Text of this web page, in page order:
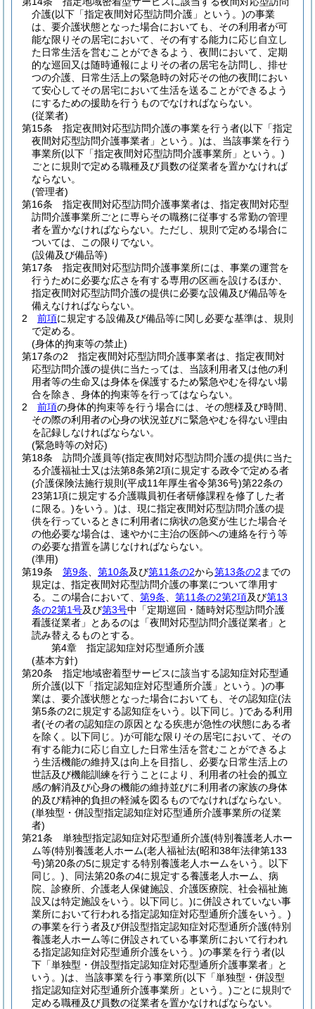
介護(以下「指定夜間対応型訪問介護」という。)の事業
は、要介護状態となった場合においても、その利用者が可
能な限りその居宅において、その有する能力に応じ自立し
た日常生活を営むことができるよう、夜間において、定期
的な巡回又は随時通報によりその者の居宅を訪問し、排せ
つの介護、日常生活上の緊急時の対応その他の夜間におい
て安心してその居宅において生活を送ることができるよう
にするための援助を行うものでなければならない。
(従業者)
第15条
指定夜間対応型訪問介護の事業を行う者(以下「指定
夜間対応型訪問介護事業者」という。)は、当該事業を行う
事業所(以下「指定夜間対応型訪問介護事業所」という。)
ごとに規則で定める職種及び員数の従業者を置かなければ
ならない。
(管理者)
第16条
指定夜間対応型訪問介護事業者は、指定夜間対応型
訪問介護事業所ごとに専らその職務に従事する常勤の管理
者を置かなければならない。 ただし、規則で定める場合に
ついては、この限りでない。
(設備及び備品等)
第17条
指定夜間対応型訪問介護事業所には、事業の運営を
行うために必要な広さを有する専用の区画を設けるほか、
指定夜間対応型訪問介護の提供に必要な設備及び備品等を
備えなければならない。
2
前項に規定する設備及び備品等に関し必要な基準は、規則
で定める。
(身体的拘束等の禁止)
第17条の2
指定夜間対応型訪問介護事業者は、指定夜間対
応型訪問介護の提供に当たっては、当該利用者又は他の利
用者等の生命又は身体を保護するため緊急やむを得ない場
合を除き、身体的拘束等を行ってはならない。
2
前項の身体的拘束等を行う場合には、その態様及び時間、
その際の利用者の心身の状況並びに緊急やむを得ない理由
を記録しなければならない。
(緊急時等の対応)
第18条
訪問介護員等(指定夜間対応型訪問介護の提供に当た
る介護福祉士又は法第8条第2項に規定する政令で定める者
(介護保険法施行規則 (平成11年厚生省令第36号)第22条の
23第1項に規定する介護職員初任者研修課程を修了した者
に限る。)をいう。)は、現に指定夜間対応型訪問介護の提
供を行っているときに利用者に病状の急変が生じた場合そ
の他必要な場合は、速やかに主治の医師への連絡を行う等
の必要な措置を講じなければならない。
(準用)
第19条
第9条 第10条及び第11条の2から第13条の2 までの
規定は、指定夜間対応型訪問介護の事業について準用す
る。
この場合において、 第9条 第11条の2第2項及び第13
条の2第1号及び第3号中「定期巡回・随時対応型訪問介護
看護従業者」とあるのは「夜間対応型訪問介護従業者」と
読み替えるものとする。
第4章
指定認知症対応型通所介護
(基本方針)
第20条
指定地域密着型サービスに該当する認知症対応型通
所介護(以下「指定認知症対応型通所介護」という。)の事
業は、要介護状態となった場合においても、その認知症(法
第5条の2に規定する認知症をいう。以下同じ。)である利用
者(その者の認知症の原因となる疾患が急性の状態にある者
を除く。以下同じ。)が可能な限りその居宅において、その
有する能力に応じ自立した日常生活を営むことができるよ
う生活機能の維持又は向上を目指し、必要な日常生活上の
世話及び機能訓練を行うことにより、利用者の社会的孤立
感の解消及び心身の機能の維持並びに利用者の家族の身体
的及び精神的負担の軽減を図るものでなければならない。
(単独型・併設型指定認知症対応型通所介護事業所の従業
者)
第21条
単独型指定認知症対応型通所介護(特別養護老人ホー
ム等(特別養護老人ホーム(老人福祉法(昭和38年法律第133
号)第20条の5に規定する特別養護老人ホームをいう。以下
同じ。) 、同法第20条の4に規定する養護老人ホーム、病
院、診療所、介護老人保健施設、介護医療院、社会福祉施
設又は特定施設をいう。以下同じ。)に併設されていない事
業所において行われる指定認知症対応型通所介護をいう。)
の事業を行う者及び併設型指定認知症対応型通所介護(特別
養護老人ホーム等に併設されている事業所において行われ
る指定認知症対応型通所介護をいう。)の事業を行う者(以
下「単独型・併設型指定認知症対応型通所介護事業者」と
いう。)は、当該事業を行う事業所(以下「単独型・併設型
指定認知症対応型通所介護事業所」という。)ごとに規則で
定める職種及び員数の従業者を置かなければならない。